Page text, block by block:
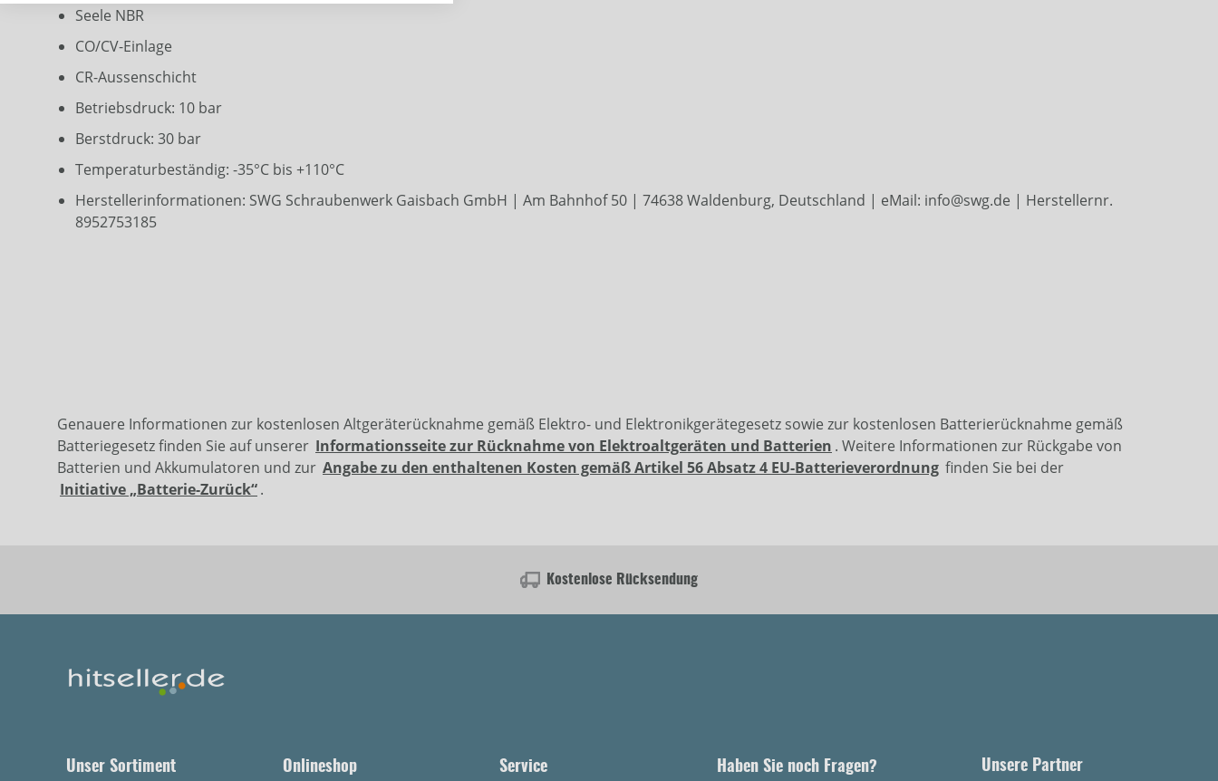
Seele NBR
CO/CV-Einlage
CR-Aussenschicht
Betriebsdruck: 10 bar
Berstdruck: 30 bar
Temperaturbeständig: -35°C bis +110°C
Herstellerinformationen: SWG Schraubenwerk Gaisbach GmbH | Am Bahnhof 50 | 74638 Waldenburg, Deutschland | eMail: info@swg.de | Herstellernr.
8952753185
Genauere Informationen zur kostenlosen Altgeräterücknahme gemäß Elektro- und Elektronikgerätegesetz sowie zur kostenlosen Batterierücknahme gemäß
Batteriegesetz finden Sie auf unserer Informationsseite zur Rücknahme von Elektroaltgeräten und Batterien . Weitere Informationen zur Rückgabe von
Batterien und Akkumulatoren und zur Angabe zu den enthaltenen Kosten gemäß Artikel 56 Absatz 4 EU-Batterieverordnung finden Sie bei der
Initiative „Batterie-Zurück“.
Kostenlose Rücksendung
Unser Sortiment Onlineshop Service Haben Sie noch Fragen? Unsere Partner